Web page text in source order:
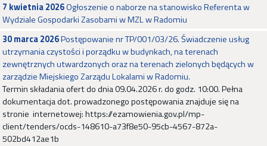
7 kwietnia 2026Ogłoszenie o naborze na stanowisko Referenta w
Wydziale Gospodarki Zasobami w MZL w Radomiu
30 marca 2026Postępowanie nr TP/001/03/26. Świadczenie usług
utrzymania czystości i porządku w budynkach, na terenach
zewnętrznych utwardzonych oraz na terenach zielonych będących w
zarządzie Miejskiego Zarządu Lokalami w Radomiu.
Termin składania ofert do dnia 09.04.2026 r. do godz. 10:00. Pełna
dokumentacja dot. prowadzonego postępowania znajduje się na
stronie internetowej: https://ezamowienia.gov.pl/mp-
client/tenders/ocds-148610-a73f8e50-95cb-4567-872a-
502bd412ae1b